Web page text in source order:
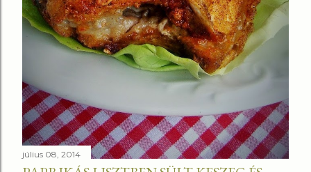
július 08, 2014